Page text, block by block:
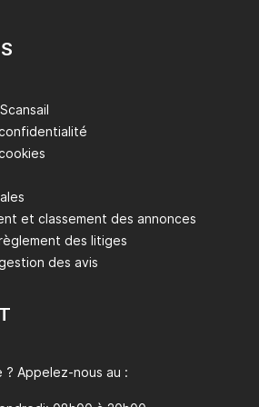
grottes marines et eaux
Bleue est soumise aux
maritimes et aux files
pouvons organiser un déjeuner à
Prise en charge et retour
hébergement (sur demande)
et classement des annonces
des litiges
des avis
? Appelez-nous au :